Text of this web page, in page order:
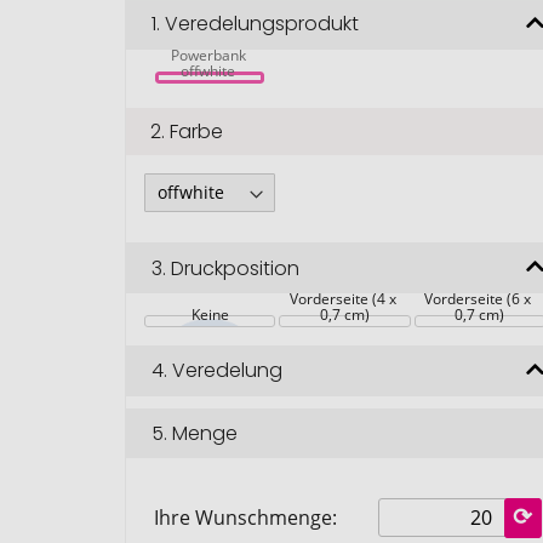
1.Veredelungsprodukt
mAh Bambus
Powerbank
offwhite
2.Farbe
3.Druckposition
Keine
Vorderseite (4 x
0,7 cm)
Vorderseite (6 x
0,7 cm)
4.Veredelung
5.Menge
Ihre Wunschmenge: